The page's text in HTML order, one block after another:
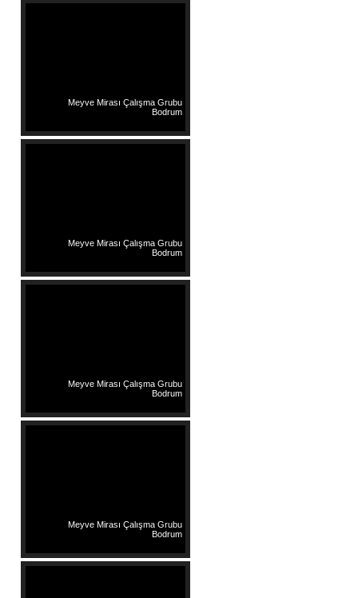
Meyve Mirası Çalışma Grubu
Bodrum
Meyve Mirası Çalışma Grubu
Bodrum
Meyve Mirası Çalışma Grubu
Bodrum
Meyve Mirası Çalışma Grubu
Bodrum